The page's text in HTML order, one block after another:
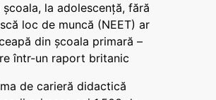
școala, la adolescență, fără
loc de muncă (NEET) ar
din școala primară –
într-un raport britanic
de carieră didactică